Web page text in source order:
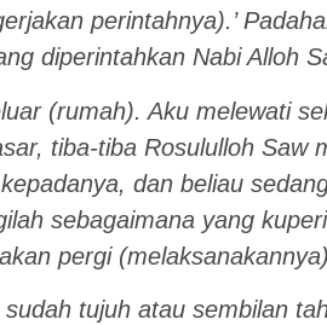
perintahnya).’
diperintahkan Nabi Alloh
(rumah). Aku melewati
tiba-tiba Rosululloh Saw
dan beliau
sebagaimana yang
pergi
tujuh atau sembilan